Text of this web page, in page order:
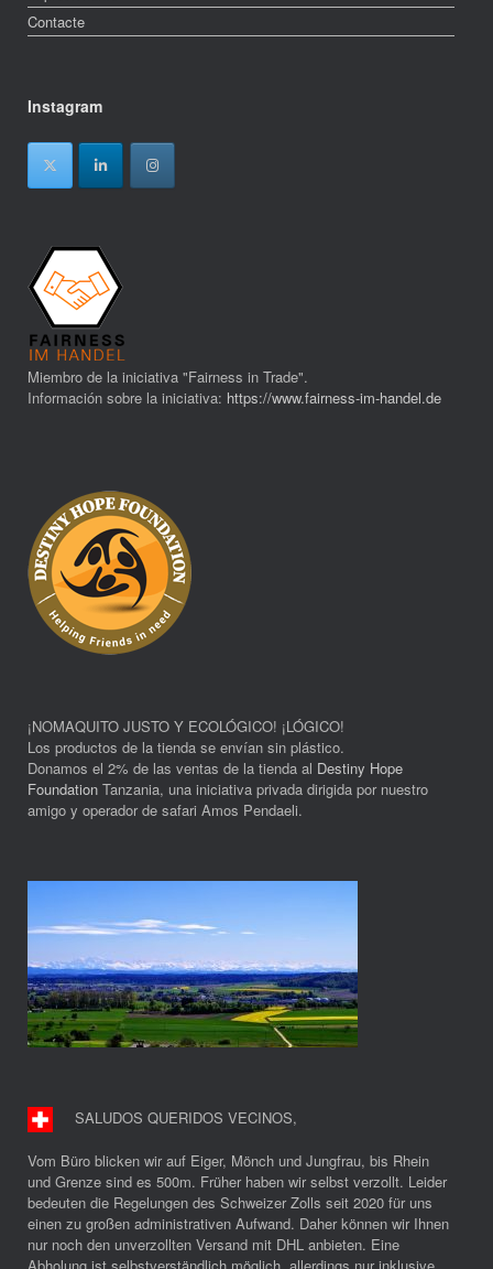
Contacte
Instagram
Miembro de la iniciativa "Fairness in Trade".
Información sobre la iniciativa: https://www.fairness-im-handel.de
¡NOMAQUITO JUSTO Y ECOLÓGICO! ¡LÓGICO!
Los productos de la tienda se envían sin plástico.
Donamos el 2% de las ventas de la tienda al Destiny Hope
Foundation Tanzania, una iniciativa privada dirigida por nuestro
amigo y operador de safari Amos Pendaeli.
SALUDOS QUERIDOS VECINOS,
Vom Büro blicken wir auf Eiger, Mönch und Jungfrau, bis Rhein
und Grenze sind es 500m. Früher haben wir selbst verzollt. Leider
bedeuten die Regelungen des Schweizer Zolls seit 2020 für uns
einen zu großen administrativen Aufwand. Daher können wir Ihnen
nur noch den unverzollten Versand mit DHL anbieten. Eine